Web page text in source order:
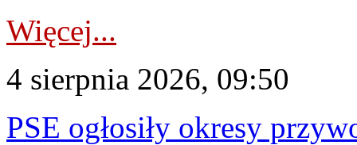
Więcej...
4 sierpnia 2026, 09:50
PSE ogłosiły okresy